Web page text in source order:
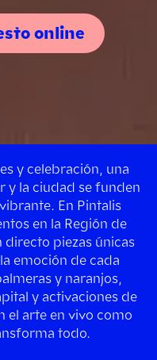
online
y celebración, una
y la ciudad se funden
En Pintalis
en la Región de
directo piezas únicas
emoción de cada
y naranjos,
y activaciones de
el arte en vivo como
todo.